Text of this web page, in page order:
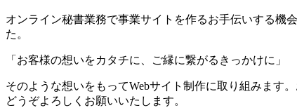
オンライン秘書業務で事業サイトを作るお手伝いする機
た。
「お客様の想いをカタチに、ご縁に繋がるきっかけに」
そのような想いをもってWebサイト制作に取り組みます
どうぞよろしくお願いいたします。